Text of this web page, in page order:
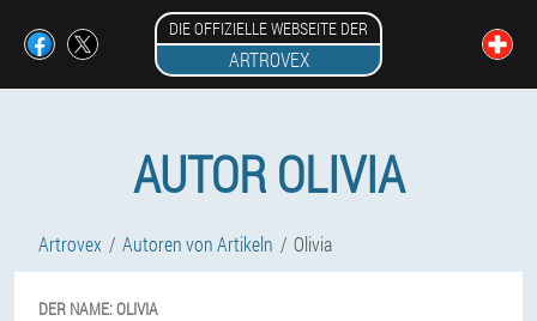
DIE OFFIZIELLE WEBSEITE DER
ARTROVEX
AUTOR OLIVIA
Artrovex Autoren von Artikeln Olivia
DER NAME:OLIVIA